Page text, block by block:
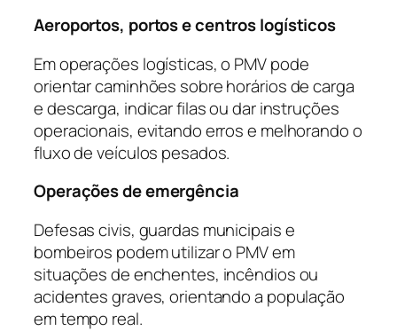
Aeroportos, portos e centros logísticos
Em operações logísticas, o PMV pode
orientar caminhões sobre horários de carga
e descarga, indicar filas ou dar instruções
operacionais, evitando erros e melhorando o
fluxo de veículos pesados.
Operações de emergência
Defesas civis, guardas municipais e
bombeiros podem utilizar o PMV em
situações de enchentes, incêndios ou
acidentes graves, orientando a população
em tempo real.